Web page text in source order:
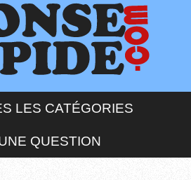
LES CATÉGORIES
QUESTION